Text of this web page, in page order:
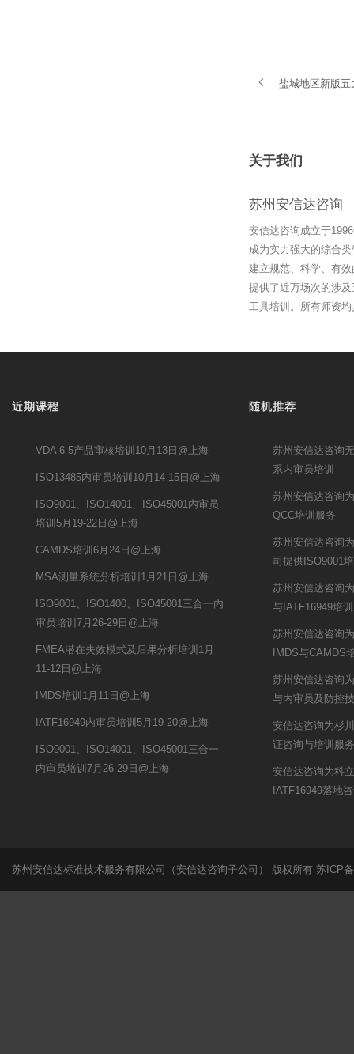
盐城地区新版
关于我们
苏州安信达咨询
安信达咨询成立于
成为实力强大的综合
建立规范、科学、有
提供了近万场次的涉
工具培训。所有师资
近期课程
VDA 6.5产品审核培训10月13日@上海
ISO13485内审员培训10月14-15日@上海
ISO9001、ISO14001、ISO45001内审员
培训5月19-22日@上海
CAMDS培训6月24日@上海
MSA测量系统分析培训1月21日@上海
ISO9001、ISO1400、ISO45001三合一内
审员培训7月26-29日@上海
FMEA潜在失效模式及后果分析培训1月
11-12日@上海
IMDS培训1月11日@上海
IATF16949内审员培训5月19-20@上海
ISO9001、ISO14001、ISO45001三合一
内审员培训7月26-29日@上海
随机推荐
苏州安信达咨询
系内审员培训
苏州安信达咨询
QCC培训服务
苏州安信达咨询
司提供ISO9001
苏州安信达咨询
与IATF16949培
苏州安信达咨询
IMDS与CAMDS
苏州安信达咨询
与内审员及防控
安信达咨询为杉
证咨询与培训服务
安信达咨询为科
IATF16949落地
苏州安信达标准技术服务有限公司（安信达咨询子公司） 版权所有 苏ICP